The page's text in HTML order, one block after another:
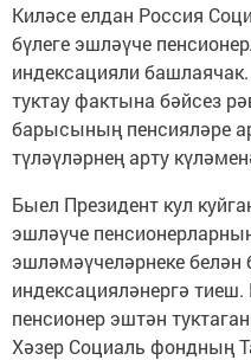
Киләсе елдан Россия
бүлеге эшләүче
индексацияли
туктау фактына бәйсез
барысының пенсияләре
түләүләрнең арту
Быел Президент кул
эшләүче
эшләмәүчеләрнеке белән
индексацияләнергә
пенсионер эштән
Хәзер Социаль фондның